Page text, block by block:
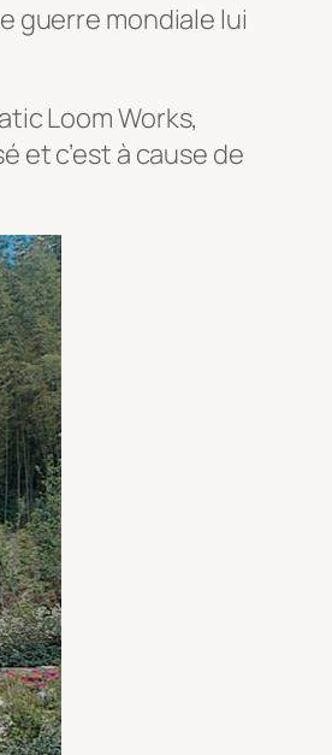
guerre mondiale lui
Loom Works,
et c’est à cause de